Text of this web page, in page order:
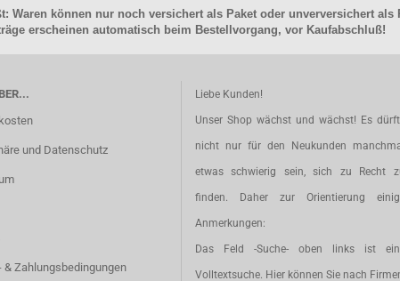
Waren können nur noch versichert als Paket oder unverversichert als
erscheinen automatisch beim Bestellvorgang, vor Kaufabschluß!
und Datenschutz
& Zahlungsbedingungen
Liebe Kunden!
Unser Shop wächst und wächst! Es
nicht nur für den Neukunden
etwas schwierig sein, sich zu Recht
finden. Daher zur Orientierung
Anmerkungen:
Das Feld -Suche- oben links ist
Volltextsuche. Hier können Sie nach